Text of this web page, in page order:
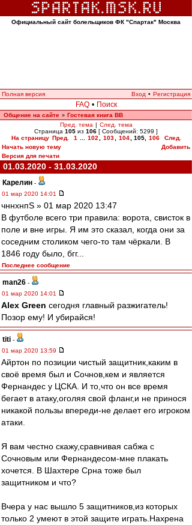
Официальный сайт болельщиков ФК "Спартак" Москва
Полная версия Вход • Регистрация
FAQ • Поиск
Общение на сайте » Гостевая книга ВВ
Пред. тема | След. тема
Страница 105 из 106 [ Сообщений: 5299 ]
На страницу Пред. 1 102 103 104 105, 106
След.
Начать новую тему
Добавить
Версия для печати
01.03.2020 - 31.03.2020
Карелин -
01 мар 2020 14:01
чннхнпS » 01 мар 2020 13:47
В футболе всего три правила: ворота, свисток в
поле и вне игры. Я им это сказал, когда они за
соседним столиком чего-то там чёркали. В
1846 году было, бгг...
Последнее сообщение
man26 -
01 мар 2020 14:01
Alex Green сегодня главный разжигатель!
Позор ему! И убирайся!
titi -
01 мар 2020 13:59
Айртон по позиции чистый защитник,каким в
своё время был и Сочнов,кем и является
Фернандес у ЦСКА. И то,что он все время
бегает в атаку,оголяя свой фланг,и не принося
никакой пользы впереди-не делает его игроком
атаки.
Я вам честно скажу,сравнивая сабжа с
Сочновым или Фернандесом-мне плакать
хочется. В Шахтере Срна тоже был
защитником и что?
Вчера у нас вышло 5 защитников,из которых
только 2 умеют в этой защите играть.Нахрена